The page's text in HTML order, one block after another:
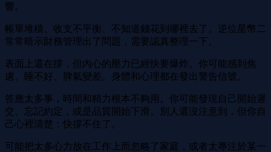
響。
帳單堆積、收支不平衡、不知道錢花到哪裡去了。逆位星幣二
常常暗示財務管理出了問題，需要認真整理一下。
表面上還在撐，但內心的壓力已經快要爆炸。你可能感到焦
慮、睡不好、脾氣變差。身體和心理都在發出警告信號。
答應太多事，時間和精力根本不夠用。你可能發現自己開始遲
交、忘記約定，或是品質開始下滑。別人還沒注意到，但你自
己心裡清楚：快撐不住了。
可能把太多心力放在工作上而忽略了家庭，或者太專注於某一